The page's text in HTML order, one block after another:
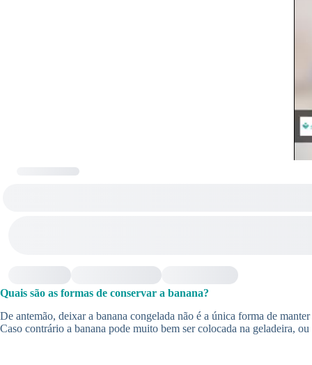
Quais são as formas de conservar a banana?
De antemão, deixar a banana congelada não é a única forma de
Caso contrário a banana pode muito bem ser colocada na geladeira,